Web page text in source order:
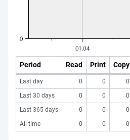
Period Read Print Copy
Last day 0 0 0
Last 30 days
0 0 0
Last 365 days
0 0 0
All time
0 0 0